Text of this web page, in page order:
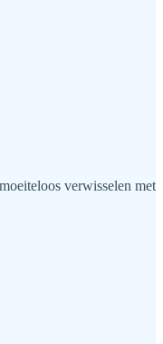
verwisselen met